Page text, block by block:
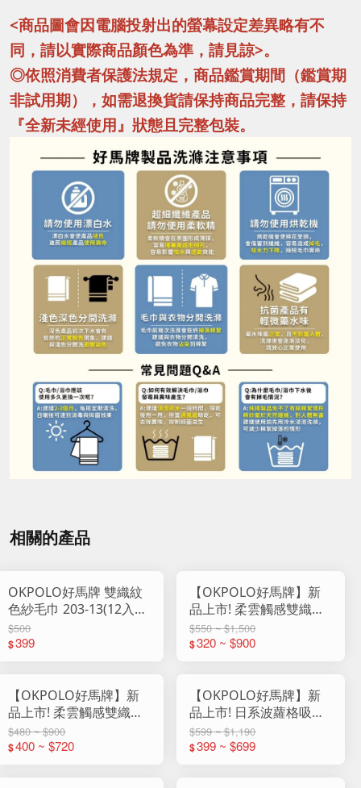
<商品圖會因電腦投射出的螢幕設定差異略有不
同，請以實際商品顏色為準，請見諒>。
◎依照消費者保護法規定，商品鑑賞期間（鑑賞期
非試用期），如需退換貨請保持商品完整，請保持
『全新未經使用』狀態且完整包裝。
相關的產品
OKPOLO好馬牌 雙織紋
色紗毛巾 203-13(12入
組)
$500
$399
【OKPOLO好馬牌】新
品上市! 柔雲觸感雙織紋
純棉浴巾
$550 ~ $1,500
$320 ~ $900
【OKPOLO好馬牌】新
品上市! 柔雲觸感雙織紋
純棉毛巾 818
$480 ~ $900
$400 ~ $720
【OKPOLO好馬牌】新
品上市! 日系波蘿格吸水
浴巾
$599 ~ $1,190
$399 ~ $699